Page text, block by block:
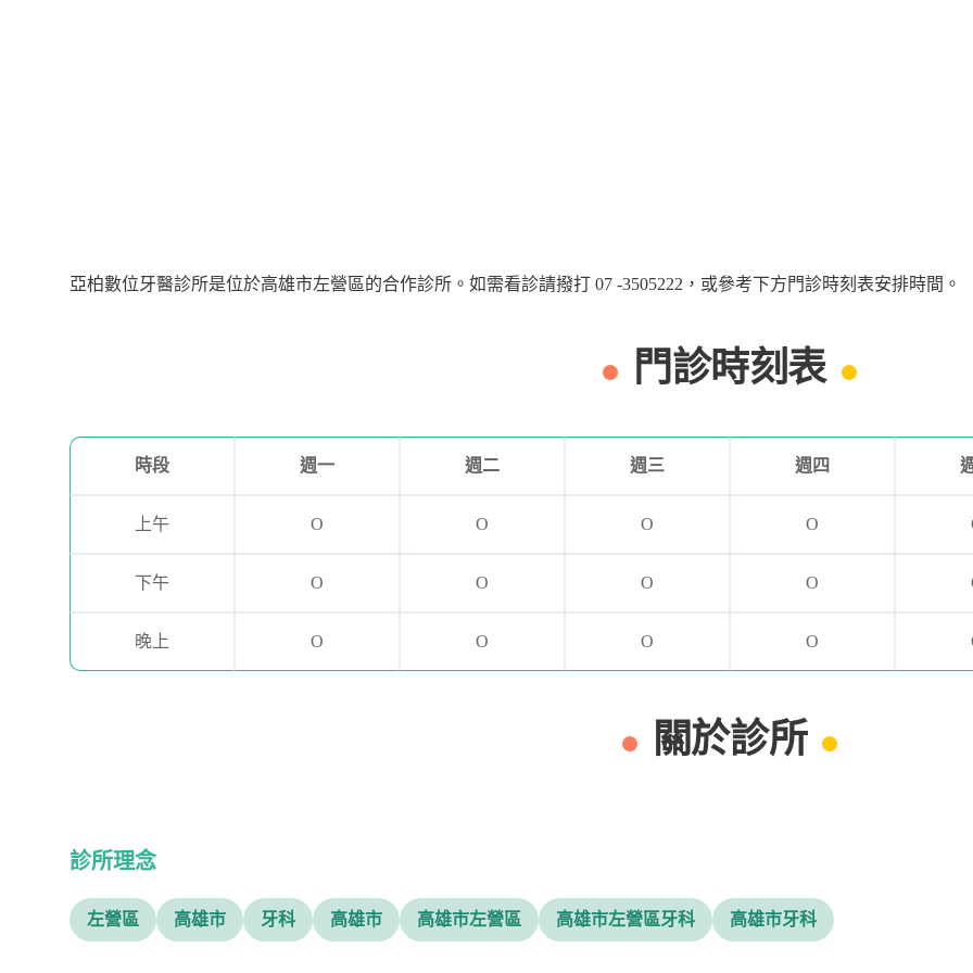
亞柏數位牙醫診所是位於高雄市左營區的合作診所。如需看診請撥打 07 -3505222，或參考下方門診時刻表安排時間。
門診時刻表
時段 週一 週二 週三 週四
上午 O O O O
下午 O O O O
晚上 O O O O
關於診所
診所理念
左營區 高雄市 牙科 高雄市 高雄市左營區 高雄市左營區牙科 高雄市牙科